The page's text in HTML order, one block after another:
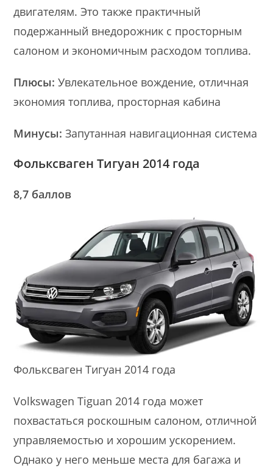
двигателям. Это также практичный
подержанный внедорожник с просторным
салоном и экономичным расходом топлива.
Плюсы:Увлекательное вождение, отличная
экономия топлива, просторная кабина
Минусы:Запутанная навигационная система
Фольксваген Тигуан 2014 года
8,7 баллов
Фольксваген Тигуан 2014 года
Volkswagen Tiguan 2014 года может
похвастаться роскошным салоном, отличной
управляемостью и хорошим ускорением.
Однако у него меньше места для багажа и